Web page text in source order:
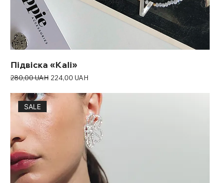
Підвіска «Kali»
Звичайна ціна
280,00 UAH За розпродажем
224,00 UAH
SALE